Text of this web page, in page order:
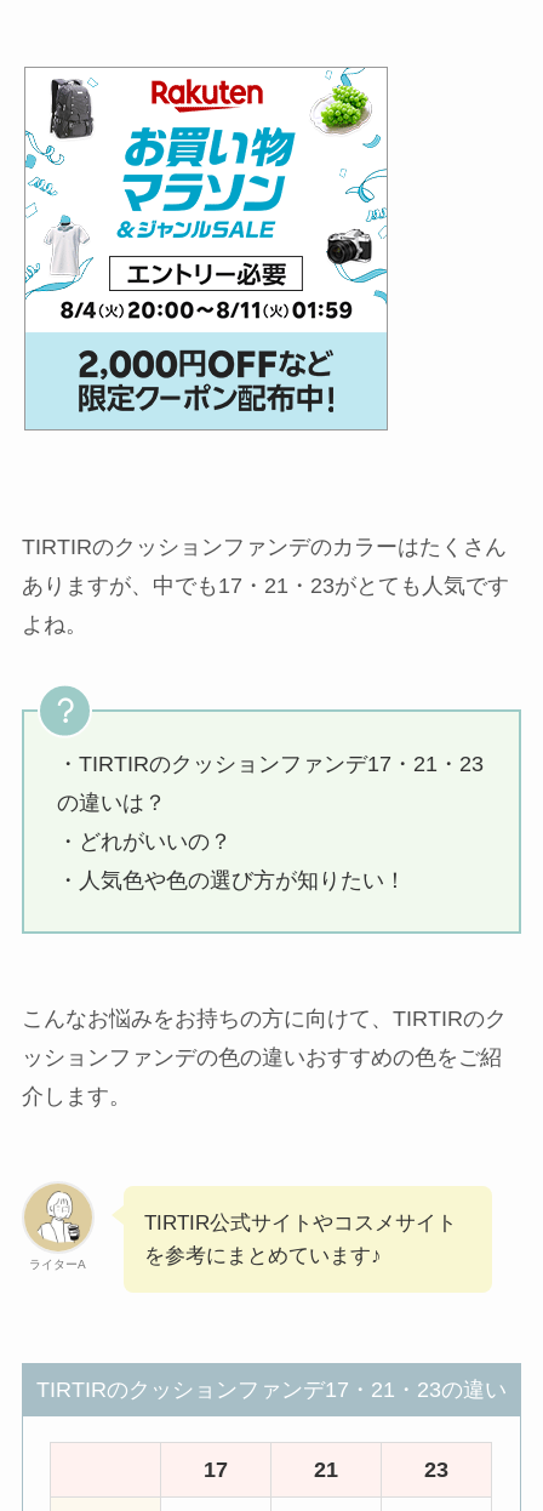
TIRTIRのクッションファンデのカラーはたくさん
ありますが、中でも17・21・23がとても人気です
よね。
・TIRTIRのクッションファンデ17・21・23
の違いは？
・どれがいいの？
・人気色や色の選び方が知りたい！
こんなお悩みをお持ちの方に向けて、TIRTIRのク
ッションファンデの色の違いおすすめの色をご紹
介します。
ライターA
TIRTIR公式サイトやコスメサイト
を参考にまとめています♪
TIRTIRのクッションファンデ17・21・23の違い
17 21 23